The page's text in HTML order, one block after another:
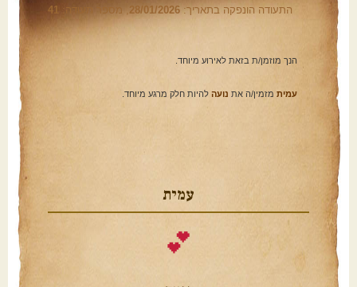
התעודה הונפקה בתאריך: 28/01/2026 , מספר תעודה: 41
הנך מוזמן/ת בזאת לאירוע מיוחד.
עמית מזמין/ה את נועה להיות חלק מרגע מיוחד.
עמית
💕